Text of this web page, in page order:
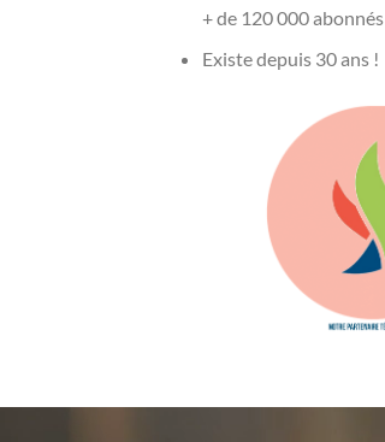
+ de 120 000 abonnés
Existe depuis 30 ans !